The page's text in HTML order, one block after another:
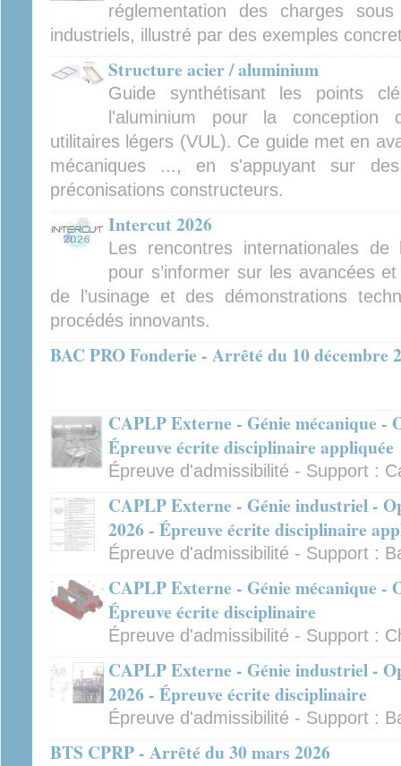
réglementation des charges
industriels, illustré par des exemples
Structure acier / aluminium
Guide synthétisant les points
l'aluminium pour la conception
utilitaires légers (VUL). Ce guide met en
mécaniques ..., en s'appuyant sur
préconisations constructeurs.
Intercut 2026
Les rencontres internationales
pour s’informer sur les avancées
de l’usinage et des démonstrations
procédés innovants.
BAC PRO Fonderie - Arrêté du 10 décembre
CAPLP Externe - Génie mécanique -
Épreuve écrite disciplinaire appliquée
Épreuve d'admissibilité - Support :
CAPLP Externe - Génie industriel -
2026 - Épreuve écrite disciplinaire
Épreuve d'admissibilité - Support :
CAPLP Externe - Génie mécanique -
Épreuve écrite disciplinaire
Épreuve d'admissibilité - Support :
CAPLP Externe - Génie industriel -
2026 - Épreuve écrite disciplinaire
Épreuve d'admissibilité - Support :
BTS CPRP - Arrêté du 30 mars 2026